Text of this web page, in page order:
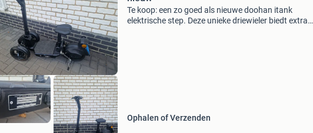
Te koop: een zo goed als nieuwe doohan itank
elektrische step. Deze unieke driewieler biedt extra
Ophalen of Verzenden